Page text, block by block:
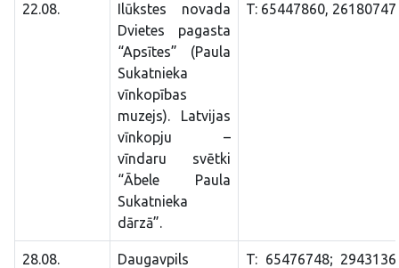
22.08.
Ilūkstes novada
Dvietes pagasta
“Apsītes” (Paula
Sukatnieka
vīnkopības
muzejs). Latvijas
vīnkopju –
vīndaru svētki
“Ābele Paula
Sukatnieka
dārzā”.
T: 65447860, 26180747
28.08.
Daugavpils
T: 65476748;